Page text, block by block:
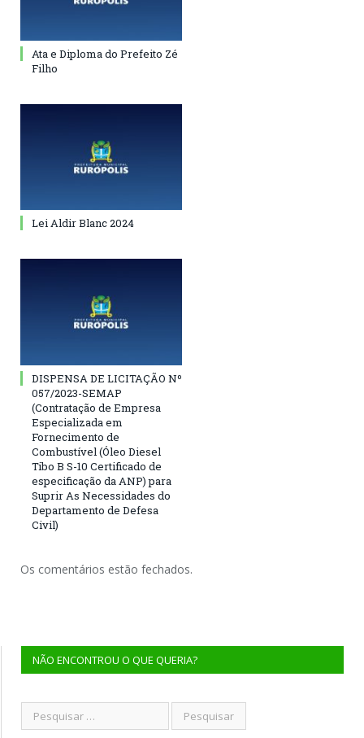
Ata e Diploma do Prefeito Zé
Filho
Lei Aldir Blanc 2024
DISPENSA DE LICITAÇÃO Nº
057/2023-SEMAP
(Contratação de Empresa
Especializada em
Fornecimento de
Combustível (Óleo Diesel
Tibo B S-10 Certificado de
especificação da ANP) para
Suprir As Necessidades do
Departamento de Defesa
Civil)
Os comentários estão fechados.
NÃO ENCONTROU O QUE QUERIA?